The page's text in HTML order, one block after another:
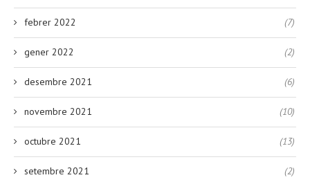
febrer 2022 (7)
gener 2022 (2)
desembre 2021 (6)
novembre 2021 (10)
octubre 2021 (13)
setembre 2021 (2)